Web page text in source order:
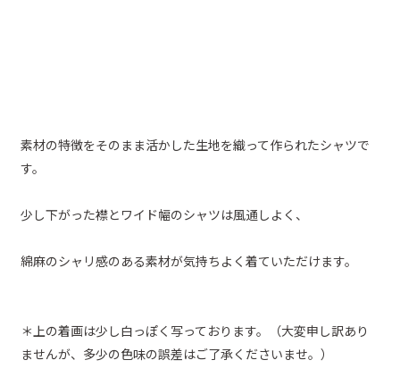
素材の特徴をそのまま活かした生地を織って作られたシャツで
す。
少し下がった襟とワイド幅のシャツは風通しよく、
綿麻のシャリ感のある素材が気持ちよく着ていただけます。
＊上の着画は少し白っぽく写っております。（大変申し訳あり
ませんが、多少の色味の誤差はご了承くださいませ。）